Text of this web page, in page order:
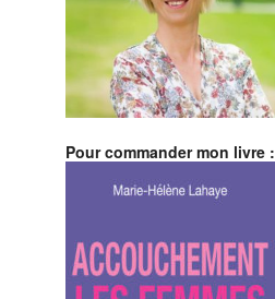
Pour commander mon livre :